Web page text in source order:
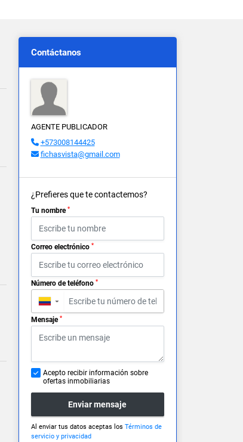
Contáctanos
AGENTE PUBLICADOR
+573008144425
fichasvista@gmail.com
¿Prefieres que te contactemos?
Tu nombre *
Correo electrónico *
Número de teléfono *
▼
Mensaje *
Acepto recibir información sobre
ofertas inmobiliarias
Enviar mensaje
Al enviar tus datos aceptas los Términos de
servicio y privacidad